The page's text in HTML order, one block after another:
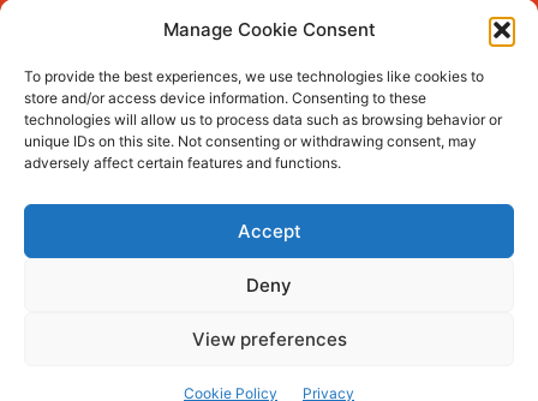
Manage Cookie Consent
To provide the best experiences, we use technologies like cookies to
store and/or access device information. Consenting to these
technologies will allow us to process data such as browsing behavior or
unique IDs on this site. Not consenting or withdrawing consent, may
adversely affect certain features and functions.
Accept
Deny
View preferences
Cookie Policy Privacy
Podlech, il Cile lo ha condannato
all’ergastolo
Era ubriaca…
© tagDiv - All rights reserved. Made with
complete News Portal about living, lifestyle,
fashion and wellness. Take your time and
experience!